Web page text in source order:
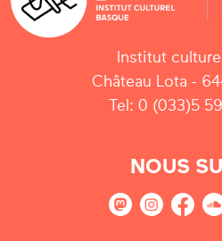
Institut
Château Lota -
Tel: 0 (033)5
NOUS